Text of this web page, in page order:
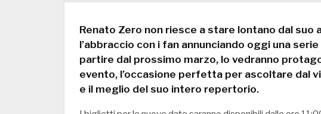
Renato Zero non riesce a stare lontano dal
l’abbraccio con i fan annunciando oggi una
partire dal prossimo marzo, lo vedranno
evento, l’occasione perfetta per ascoltare dal
e il meglio del suo intero repertorio.